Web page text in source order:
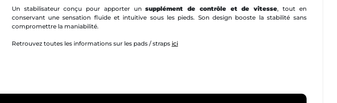
Un stabilisateur conçu pour apporter unsupplément de contrôle et de vitesse, tout en
conservant une sensation fluide et intuitive sous les pieds. Son design booste la stabilité sans
compromettre la maniabilité.
Retrouvez toutes les informations sur les pads / straps ici